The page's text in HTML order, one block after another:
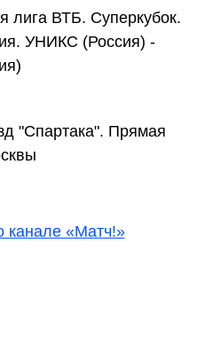
лига ВТБ. Суперкубок.
УНИКС (Россия) -
"Спартака". Прямая
«Матч!»